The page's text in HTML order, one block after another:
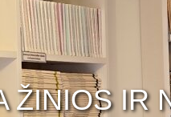
ŽINIOS IR